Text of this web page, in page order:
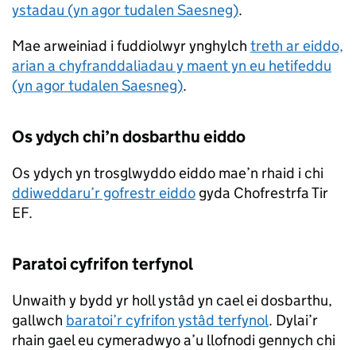
ystadau (yn agor tudalen Saesneg).
Mae arweiniad i fuddiolwyr ynghylch treth ar eiddo,
arian a chyfranddaliadau y maent yn eu hetifeddu
(yn agor tudalen Saesneg).
Os ydych chi’n dosbarthu eiddo
Os ydych yn trosglwyddo eiddo mae’n rhaid i chi
ddiweddaru’r gofrestr eiddo gyda Chofrestrfa Tir
EF.
Paratoi cyfrifon terfynol
Unwaith y bydd yr holl ystâd yn cael ei dosbarthu,
gallwch baratoi’r cyfrifon ystâd terfynol. Dylai’r
rhain gael eu cymeradwyo a’u llofnodi gennych chi